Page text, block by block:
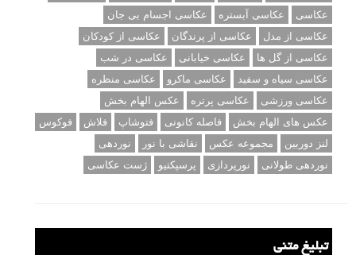
عکاسی
عکاسی آبستره
عکاسی اجسام بی جان
عکاسی از مدل
عکاسی از پرندگان
عکاسی از کودکان
عکاسی از گل ها
عکاسی خیابانی
عکاسی در شب
عکاسی سیاه و سفید
عکاسی ماکرو
عکاسی منظره
عکاسی ورزشی
عکاسی پرتره
عکس الهام بخش
عکس های الهام بخش
فاصله کانونی فتوشاپ فلاش
فوکوس
لنز دوربین
مجموعه عکس نقاشی با نور
نوردهی
نوردهی طولانی
نورپردازی پرسپکتیو ژست عکاسی
تبلیغ متنی